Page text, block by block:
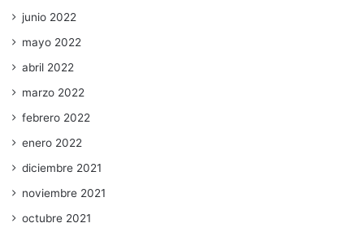
junio 2022
mayo 2022
abril 2022
marzo 2022
febrero 2022
enero 2022
diciembre 2021
noviembre 2021
octubre 2021